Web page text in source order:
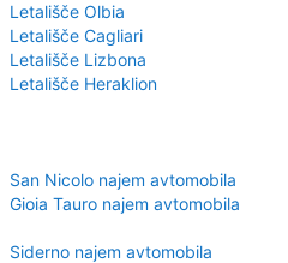
Letališče Olbia
Letališče Cagliari
Letališče Lizbona
Letališče Heraklion
San Nicolo najem avtomobila
Gioia Tauro najem avtomobila
Siderno najem avtomobila